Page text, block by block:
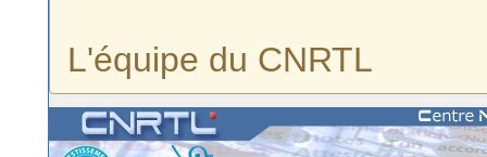
L'équipe du CNRTL